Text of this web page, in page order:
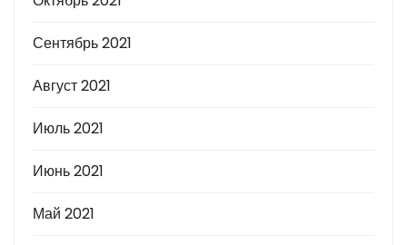
Сентябрь 2021
Август 2021
Июль 2021
Июнь 2021
Май 2021